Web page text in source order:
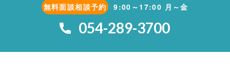
無料面談相談予約 9:00～17:00 月～金
054-289-3700